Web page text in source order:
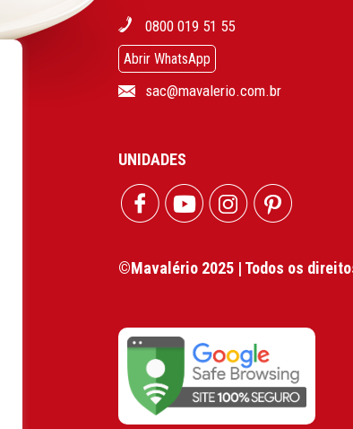
0800 019 51 55
Abrir WhatsApp
sac@mavalerio.com.br
UNIDADES
©Mavalério 2025 | Todos os